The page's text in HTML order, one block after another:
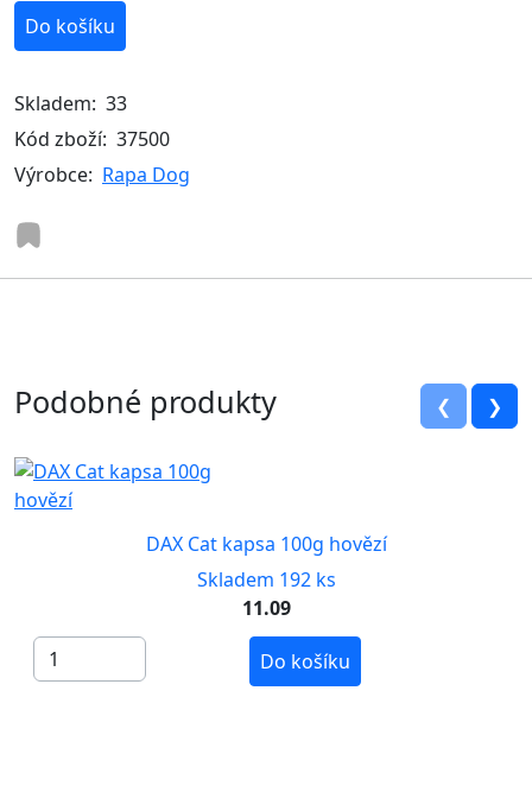
Do košíku
Skladem: 33
Kód zboží: 37500
Výrobce: Rapa Dog
Podobné produkty ❮ ❯
DAX Cat kapsa 100g hovězí
Skladem 192 ks
11.09
Do košíku